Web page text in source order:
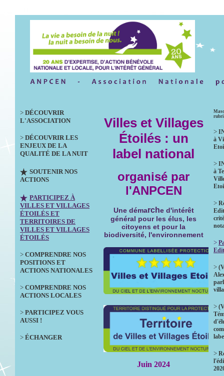
> DÉCOUVRIR
L'ASSOCIATION
> DÉCOUVRIR LES
ENJEUX DE LA
QUALITÉ DE LA NUIT
SOUTENIR NOS
ACTIONS
PARTICIPEZ À
VILLES ET VILLAGES
ÉTOILÉS ET
TERRITOIRES DE
VILLES ET VILLAGES
ÉTOILÉS
> COMPRENDRE NOS
POSITIONS ET
ACTIONS NATIONALES
> COMPRENDRE NOS
ACTIONS LOCALES
> PARTICIPEZ VOUS
AUSSI !
> ÉCHANGER
Villes et Villages
Étoilés : un
label national
organisé par
l'ANPCEN
Une démarche d'intérêt
général pour les élus, les
citoyens et pour la
biodiversité, l'environnement
Juin 2024
>
à
>
à
>
>
>
>
>